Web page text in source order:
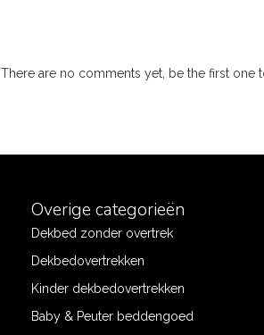
There are no comments yet, be the first one
Overige categorieën
Dekbed zonder overtrek
Dekbedovertrekken
Kinder dekbedovertrekken
Baby & Peuter beddengoed